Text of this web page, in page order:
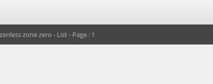
zone zero - List - Page : 1